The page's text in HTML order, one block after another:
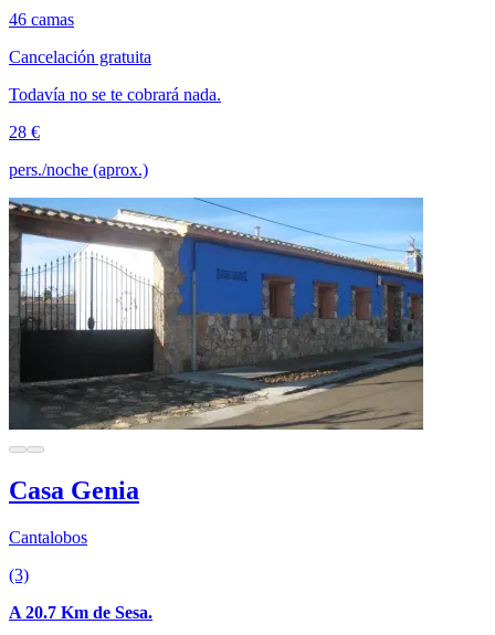
46 camas
Cancelación gratuita
Todavía no se te cobrará nada.
28 €
pers./noche (aprox.)
Casa Genia
Cantalobos
(3)
A 20.7 Km de Sesa.